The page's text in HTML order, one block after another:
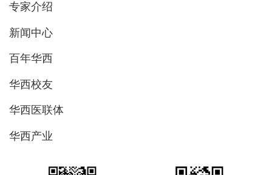
专家介绍
新闻中心
百年华西
华西校友
华西医联体
华西产业